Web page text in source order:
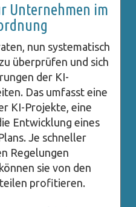
Unternehmen im
nun systematisch
überprüfen und sich
der KI-
Das umfasst eine
KI-Projekte, eine
Entwicklung eines
Je schneller
Regelungen
sie von den
profitieren.